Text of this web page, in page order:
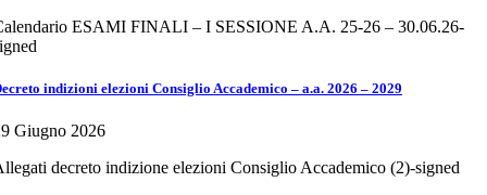
ESAMI FINALI – I SESSIONE A.A. 25-26 – 30.06.26-
indizioni elezioni Consiglio Accademico – a.a. 2026 – 2029
Giugno 2026
decreto indizione elezioni Consiglio Accademico (2)-signed